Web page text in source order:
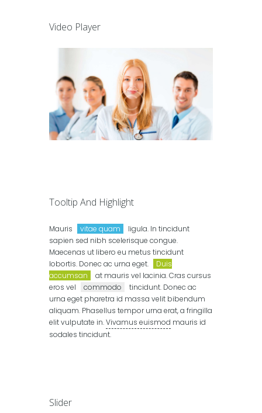
Video Player
Tooltip And Highlight
Mauris vitae quam
ligula. In tincidunt
sapien sed nibh scelerisque congue.
Maecenas ut libero eu metus tincidunt
lobortis. Donec ac urna eget.
Duis
accumsan
at mauris vel lacinia. Cras cursus
eros vel
commodo
tincidunt. Donec ac
urna eget pharetra id massa velit bibendum
aliquam. Phasellus tempor urna erat, a fringilla
elit vulputate in.Vivamus euismod mauris id
sodales tincidunt.
Slider